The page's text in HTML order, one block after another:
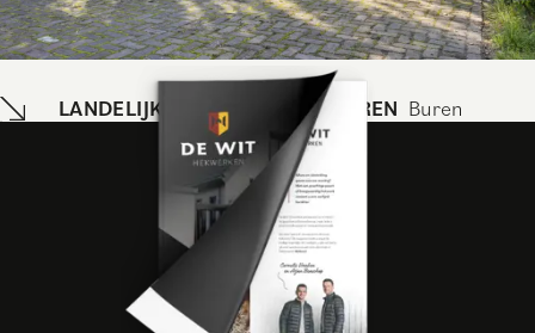
Buren
LANDELIJKE INRIJPOORT IN BUREN